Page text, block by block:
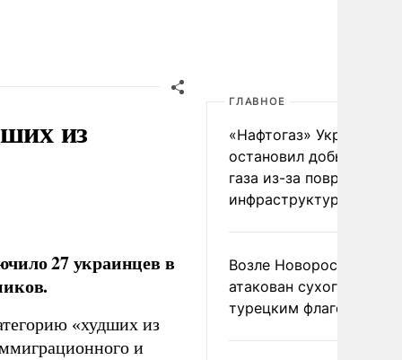
из
27 украинцев в
«худших из
и
ГЛАВНОЕ
«Нафтогаз» Украины
остановил добычу
газа из-за повреждения
инфраструктуры
Возле Новороссийска
атакован сухогруз под
турецким флагом